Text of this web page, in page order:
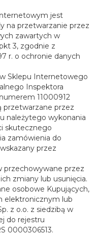
jest
na przetwarzanie przez
zawartych w
3, zgodnie z
r. o ochronie danych
Sklepu Internetowego
Inspektora
11000912
przetwarzane przez
należytego wykonania
skutecznego
zamówienia do
przez
przechowywane przez
zmiany lub usunięcia.
osobowe Kupujących,
elektronicznym lub
z o.o. z siedzibą w
do rejestru
0000306513.